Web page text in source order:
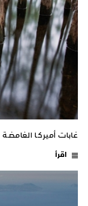
غابات أميركـا الغامضـة
اقرأ